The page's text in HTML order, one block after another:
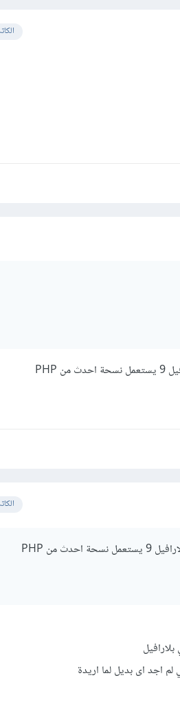
اجد اى بديل لما اريدة